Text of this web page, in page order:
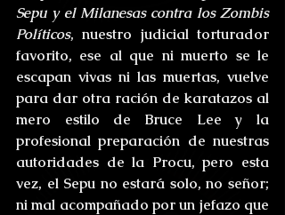
Sepu y el Milanesas contra los Zombis
Políticos, nuestro judicial torturador
favorito, ese al que ni muerto se le
escapan vivas ni las muertas, vuelve
para dar otra ración de karatazos al
mero estilo de Bruce Lee y la
profesional preparación de nuestras
autoridades de la Procu, pero esta
vez, el Sepu no estará solo, no señor;
ni mal acompañado por un jefazo que